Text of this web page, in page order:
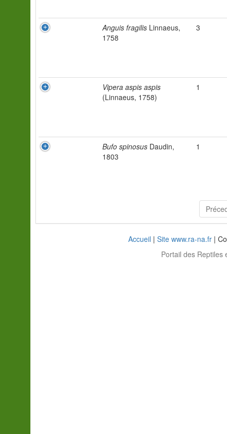
Anguis fragilis Linnaeus,
1758
3
Vipera aspis aspis
(Linnaeus, 1758)
1
Bufo spinosus Daudin,
1803
1
Accueil | Site www.ra-na.fr |
Portail des Reptiles